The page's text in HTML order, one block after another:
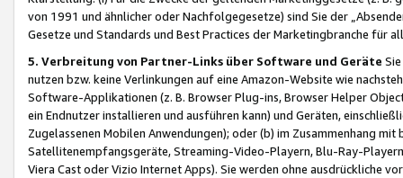
von 1991 und ähnlicher oder Nachfolgegesetze) sind Sie der
Gesetze und Standards und Best Practices der Marketingbranche für
5. Verbreitung von Partner-Links über Software und Geräte
nutzen bzw. keine Verlinkungen auf eine Amazon-Website wie
Software-Applikationen (z. B. Browser Plug-ins, Browser Helper
ein Endnutzer installieren und ausführen kann) und Geräten,
Zugelassenen Mobilen Anwendungen); oder (b) im Zusammenhang
Satellitenempfangsgeräte, Streaming-Video-Playern, Blu-Ray-
Viera Cast oder Vizio Internet Apps). Sie werden ohne ausdrückliche